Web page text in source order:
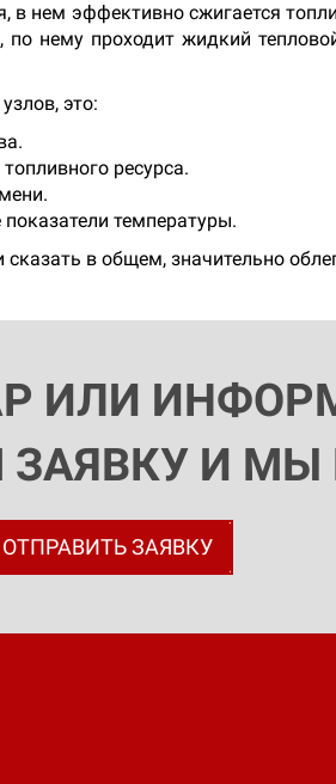
нем эффективно сжигается
по нему проходит жидкий
это:
ресурса.
температуры.
в общем, значительно
ИЛИ
ЗАЯВКУ И
ОТПРАВИТЬ ЗАЯВКУ